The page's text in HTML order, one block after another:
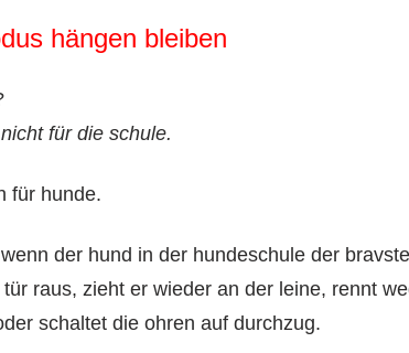
hängen bleiben
für die schule.
für hunde.
der hund in der hundeschule der
raus, zieht er wieder an der leine, rennt
schaltet die ohren auf durchzug.